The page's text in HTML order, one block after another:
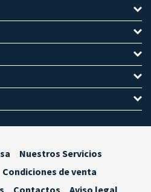
Nuestros Servicios
Condiciones de venta
Contactos Aviso legal